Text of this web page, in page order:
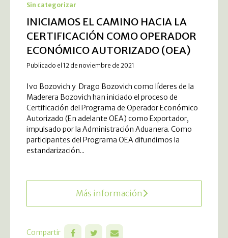
Sin categorizar
INICIAMOS EL CAMINO HACIA LA
CERTIFICACIÓN COMO OPERADOR
ECONÓMICO AUTORIZADO (OEA)
Publicado el 12 de noviembre de 2021
Ivo Bozovich y Drago Bozovich como líderes de la
Maderera Bozovich han iniciado el proceso de
Certificación del Programa de Operador Económico
Autorizado (En adelante OEA) como Exportador,
impulsado por la Administración Aduanera. Como
participantes del Programa OEA difundimos la
estandarización...
Más información
Compartir